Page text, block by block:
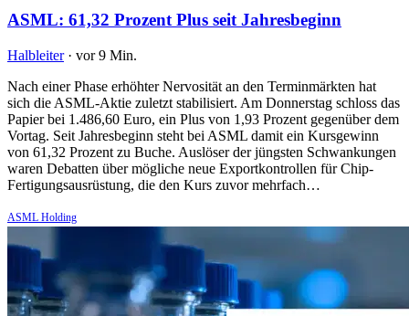
ASML: 61,32 Prozent Plus seit Jahresbeginn
Halbleiter · vor 9 Min.
Nach einer Phase erhöhter Nervosität an den Terminmärkten hat
sich die ASML-Aktie zuletzt stabilisiert. Am Donnerstag schloss das
Papier bei 1.486,60 Euro, ein Plus von 1,93 Prozent gegenüber dem
Vortag. Seit Jahresbeginn steht bei ASML damit ein Kursgewinn
von 61,32 Prozent zu Buche. Auslöser der jüngsten Schwankungen
waren Debatten über mögliche neue Exportkontrollen für Chip-
Fertigungsausrüstung, die den Kurs zuvor mehrfach…
ASML Holding